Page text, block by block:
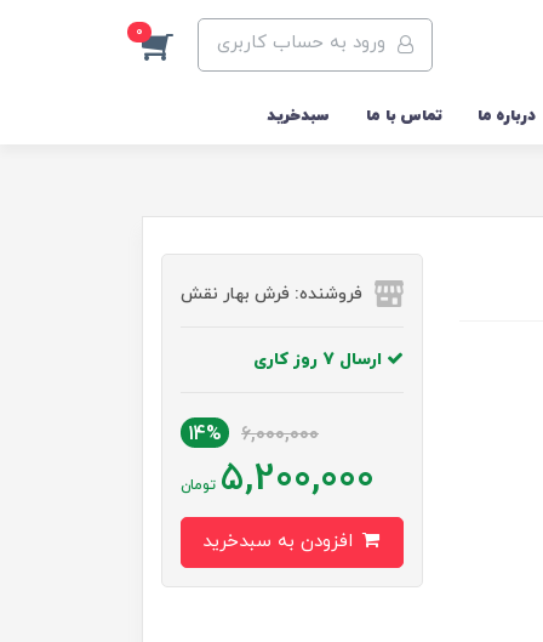
ورود به حساب کاربری 0
درباره ما تماس با ما سبدخرید
فروشنده: فرش بهار نقش
ارسال 7 روز کاری
6,000,000
14%
5,200,000 تومان